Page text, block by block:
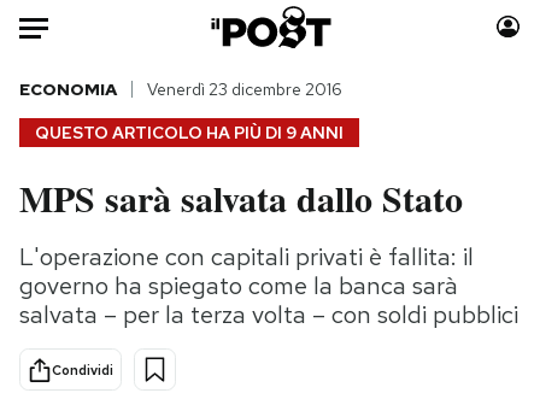
Auto
HOME
Italia
Politica
Tecnologia
Scienza
Moda
Consumismi
QUESTO ARTICOLO HA PIÙ DI 9 ANNI
ECONOMIA Venerdì 23 dicembre 2016
MPS sarà salvata dallo Stato
L'operazione con capitali privati è fallita: il
governo ha spiegato come la banca sarà
salvata – per la terza volta – con soldi pubblici
Condividi